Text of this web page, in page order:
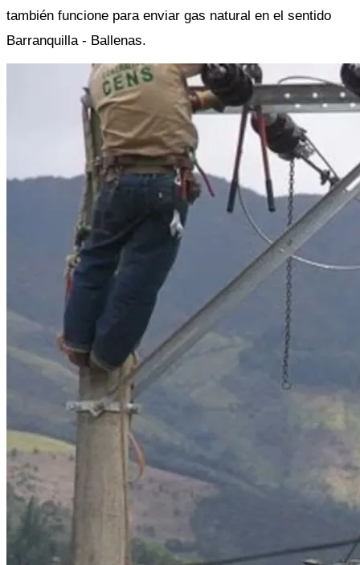
también funcione para enviar gas natural en el sentido
Barranquilla - Ballenas.